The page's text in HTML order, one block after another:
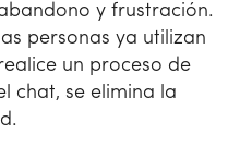
y frustración.
personas ya utilizan
un proceso de
chat, se elimina la